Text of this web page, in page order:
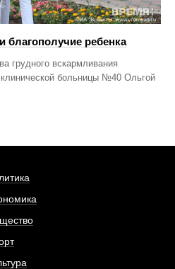
благополучие ребенка
грудного вскармливания
больницы №40 Ольгой